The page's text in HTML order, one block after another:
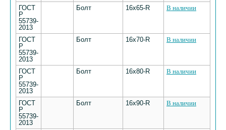
ГОСТ
Р
55739-
2013
Болт 16х65-R В наличии
ГОСТ
Р
55739-
2013
Болт 16х70-R В наличии
ГОСТ
Р
55739-
2013
Болт 16х80-R В наличии
ГОСТ
Р
55739-
2013
Болт 16х90-R В наличии